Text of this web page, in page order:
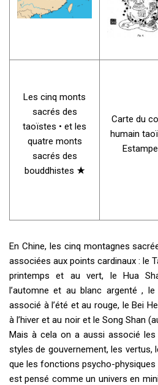
Les cinq monts
sacrés des
taoïstes • et les
quatre monts
sacrés des
bouddhistes ★
Carte du
humain
En Chine, les cinq montagnes
associées aux points cardinaux : le
printemps et au vert, le Hua
l’automne et au blanc argenté ,
associé à l’été et au rouge, le Bei
à l’hiver et au noir et le Song Shan
Mais à cela on a aussi associé les
styles de gouvernement, les vertus,
que les fonctions psycho-
est pensé comme un univers en